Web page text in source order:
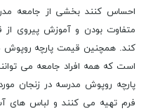
احساس کنند بخشی از جامعه
متفاوت بودن و آموزش پیروی از
کند. همچنین قیمت پارچه روپوش
است که همه افراد جامعه می
پارچه روپوش مدرسه در زنجان
فرم تهیه می کنند و لباس های